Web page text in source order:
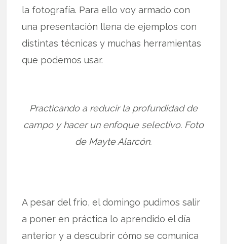
la fotografía. Para ello voy armado con
una presentación llena de ejemplos con
distintas técnicas y muchas herramientas
que podemos usar.
Practicando a reducir la profundidad de
campo y hacer un enfoque selectivo. Foto
de Mayte Alarcón.
A pesar del frio, el domingo pudimos salir
a poner en práctica lo aprendido el día
anterior y a descubrir cómo se comunica